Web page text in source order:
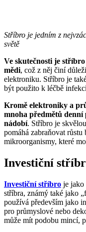
Stříbro je jedním z
světě
Ve skutečnosti je
mědi, což z něj činí
elektroniku. Stříbro je
být použito k léčbě
Kromě elektroniky a
mnoha předmětů
nádobí. Stříbro je
pomáhá zabraňovat
mikroorganismy, které
Investiční
Investiční stříbro je jako
stříbra, známý také jako
používá především jako
pro průmyslové nebo
může mít podobu mincí,